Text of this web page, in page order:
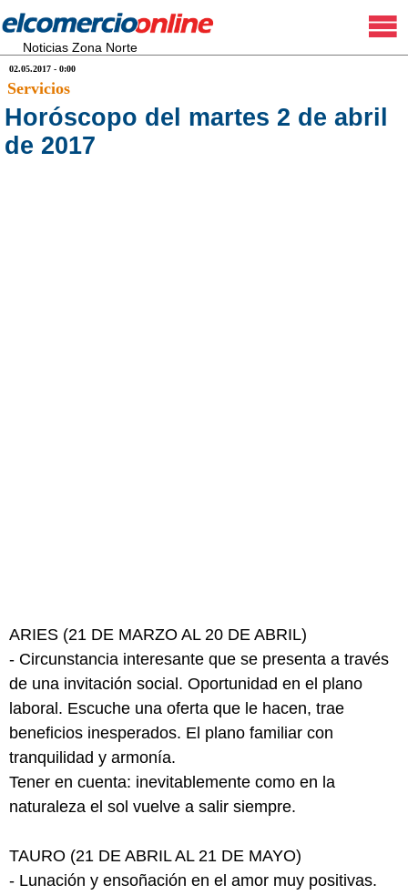
Noticias Zona Norte
02.05.2017 - 0:00
Servicios
Horóscopo del martes 2 de abril
de 2017
ARIES (21 DE MARZO AL 20 DE ABRIL)
- Circunstancia interesante que se presenta a través
de una invitación social. Oportunidad en el plano
laboral. Escuche una oferta que le hacen, trae
beneficios inesperados. El plano familiar con
tranquilidad y armonía.
Tener en cuenta: inevitablemente como en la
naturaleza el sol vuelve a salir siempre.
TAURO (21 DE ABRIL AL 21 DE MAYO)
- Lunación y ensoñación en el amor muy positivas.